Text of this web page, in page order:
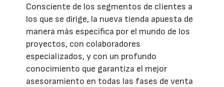
Consciente de los segmentos de clientes a
los que se dirige, la nueva tienda apuesta de
manera más específica por el mundo de los
proyectos, con colaboradores
especializados, y con un profundo
conocimiento que garantiza el mejor
asesoramiento en todas las fases de venta